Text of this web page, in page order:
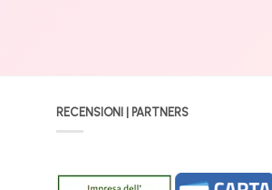
RECENSIONI | PARTNERS